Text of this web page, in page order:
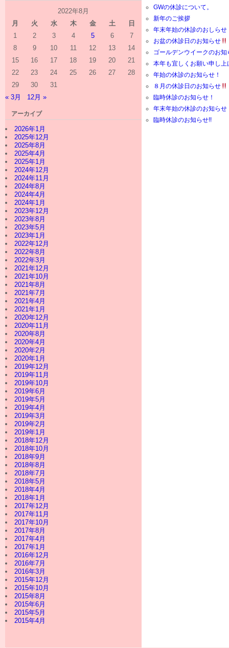
2022年8月
月
火 水 木 金 土
日
1
2 3 4 5 6
7
8
9 10 11 12 13
14
15
16 17 18 19 20
21
22
23 24 25 26 27
28
29
30
31
« 3月
12月 »
アーカイブ
2026年1月
2025年12月
2025年8月
2025年4月
2025年1月
2024年12月
2024年11月
2024年8月
2024年4月
2024年1月
2023年12月
2023年8月
2023年5月
2023年1月
2022年12月
2022年8月
2022年3月
2021年12月
2021年10月
2021年8月
2021年7月
2021年4月
2021年1月
2020年12月
2020年11月
2020年8月
2020年4月
2020年2月
2020年1月
2019年12月
2019年11月
2019年10月
2019年6月
2019年5月
2019年4月
2019年3月
2019年2月
2019年1月
2018年12月
2018年10月
2018年9月
2018年8月
2018年7月
2018年5月
2018年4月
2018年1月
2017年12月
2017年11月
2017年10月
2017年8月
2017年4月
2017年1月
2016年12月
2016年7月
2016年3月
2015年12月
2015年10月
2015年8月
2015年6月
2015年5月
2015年4月
GWの休診について。
新年のご挨拶
年末年始の休診のおしらせ
お盆の休診日のお知らせ
ゴールデンウイークのお知
本年も宜しくお願い申し上
年始の休診のお知らせ！
８月の休診日のお知らせ
臨時休診のお知らせ！
年末年始の休診のお知らせ
臨時休診のお知らせ!!